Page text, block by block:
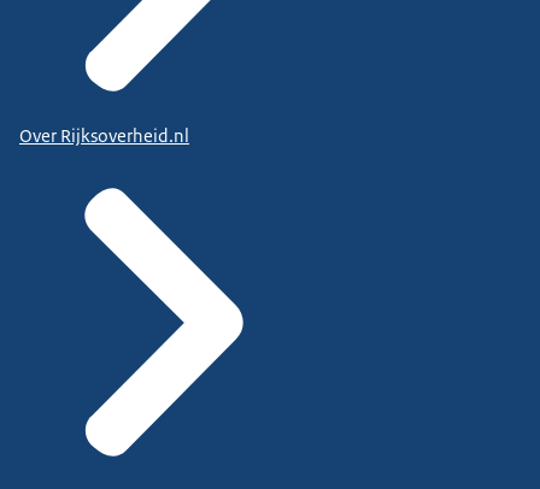
Over Rijksoverheid.nl